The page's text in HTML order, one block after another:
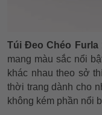
Túi Đeo Chéo Furla
mang màu sắc nổi
khác nhau theo sở
thời trang dành cho
không kém phần nổi